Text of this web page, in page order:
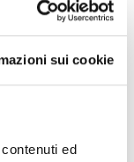
sui cookie
ed